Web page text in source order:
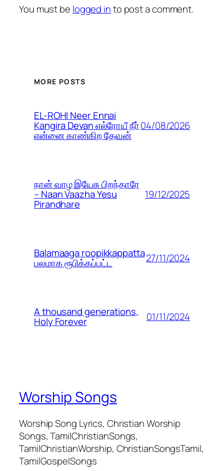
You must be logged into post a comment.
MORE POSTS
EL-ROHI Neer Ennai
Kangira Devan எல்ரோயீ நீர்
என்னை காண்கிற தேவன்
04/08/2026
நான் வாழ இயேசு பிறந்தாரே
– Naan Vaazha Yesu
Pirandhare
19/12/2025
Balamaaga roopikkappatta
பலமாக ரூபிக்கப்பட்ட 27/11/2024
A thousand generations,
Holy Forever 01/11/2024
Worship Songs
Worship Song Lyrics, Christian Worship
Songs, TamilChristianSongs,
TamilChristianWorship, ChristianSongsTamil,
TamilGospelSongs